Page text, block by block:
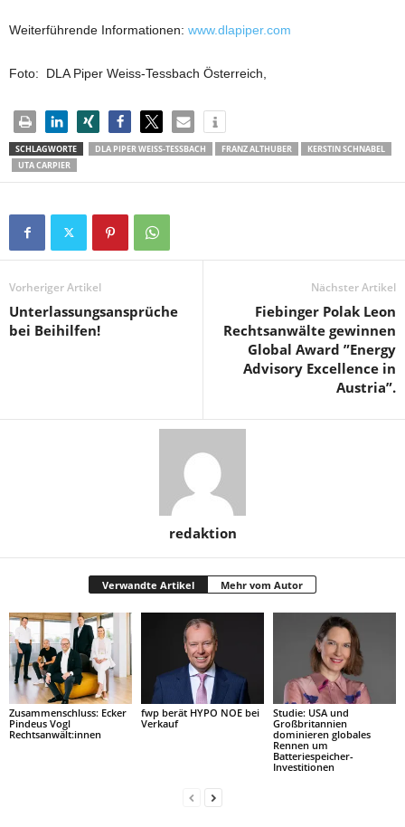
Weiterführende Informationen: www.dlapiper.com
Foto: DLA Piper Weiss-Tessbach Österreich,
SCHLAGWORTE DLA PIPER WEISS-TESSBACH FRANZ ALTHUBER
KERSTIN SCHNABEL
UTA CARPIER
Vorheriger Artikel
Unterlassungsansprüche
bei Beihilfen!
Nächster Artikel
Fiebinger Polak Leon
Rechtsanwälte gewinnen
Global Award ”Energy
Advisory Excellence in
Austria”.
redaktion
Verwandte Artikel Mehr vom Autor
Zusammenschluss: Ecker
Pindeus Vogl
Rechtsanwält:innen
fwp berät HYPO NOE bei
Verkauf
Studie: USA und
Großbritannien
dominieren globales
Rennen um
Batteriespeicher-
Investitionen